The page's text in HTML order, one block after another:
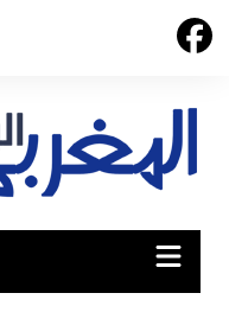
Skip